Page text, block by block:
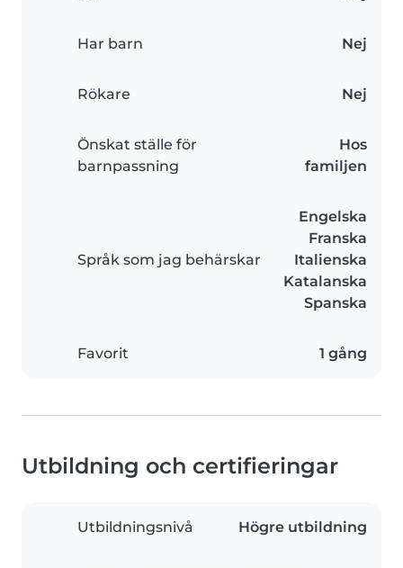
Har barn Nej
Rökare Nej
Önskat ställe för
barnpassning
Hos
familjen
Språk som jag behärskar
Engelska
Franska
Italienska
Katalanska
Spanska
Favorit 1 gång
Utbildning och certifieringar
Utbildningsnivå Högre utbildning